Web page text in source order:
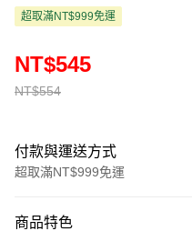
超取滿NT$999免運
NT$554
NT$545
付款與運送方式
超取滿NT$999免運
信用卡一次付款
商品特色